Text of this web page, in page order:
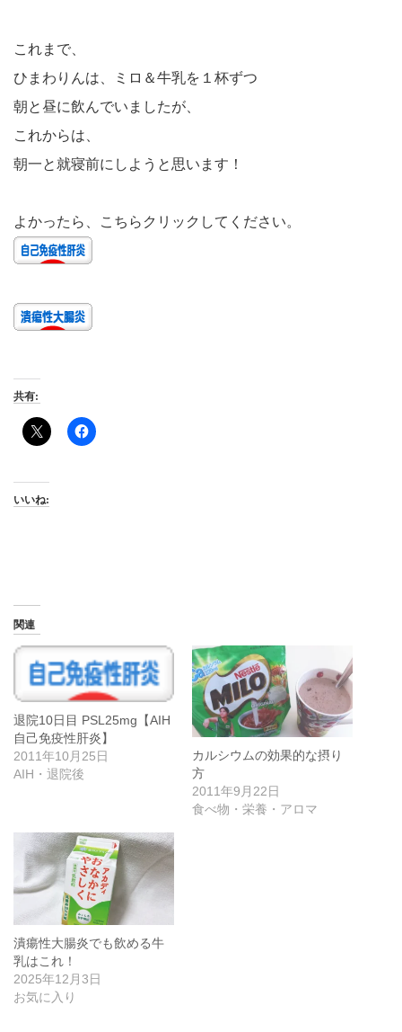
これまで、
ひまわりんは、ミロ＆牛乳を１杯ずつ
朝と昼に飲んでいましたが、
これからは、
朝一と就寝前にしようと思います！
よかったら、こちらクリックしてください。
共有:
いいね:
関連
退院10日目 PSL25mg【AIH
自己免疫性肝炎】
2011年10月25日
AIH・退院後
カルシウムの効果的な摂り
方
2011年9月22日
食べ物・栄養・アロマ
潰瘍性大腸炎でも飲める牛
乳はこれ！
2025年12月3日
お気に入り